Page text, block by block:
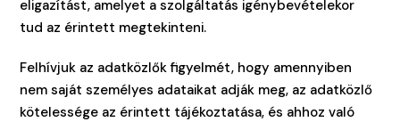
eligazítást, amelyet a szolgáltatás igénybevételekor
tud az érintett megtekinteni.
Felhívjuk az adatközlők figyelmét, hogy amennyiben
nem saját személyes adataikat adják meg, az adatközlő
kötelessége az érintett tájékoztatása, és ahhoz való